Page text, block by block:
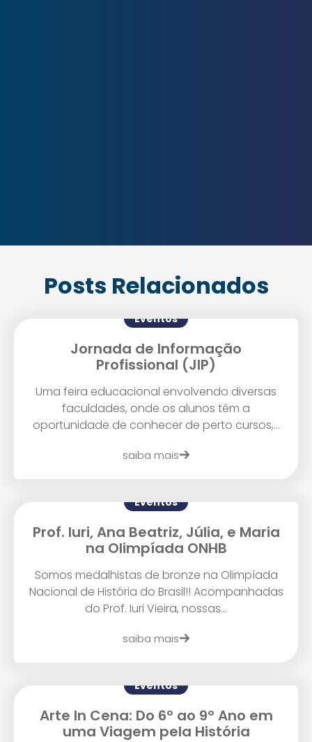
Posts Relacionados
Eventos
Jornada de Informação
Profissional (JIP)
Uma feira educacional envolvendo diversas
faculdades, onde os alunos têm a
oportunidade de conhecer de perto cursos,...
saiba mais
Eventos
Prof. Iuri, Ana Beatriz, Júlia, e Maria
na Olimpíada ONHB
Somos medalhistas de bronze na Olimpíada
Nacional de História do Brasil!! Acompanhadas
do Prof. Iuri Vieira, nossas...
saiba mais
Eventos
Arte In Cena: Do 6º ao 9º Ano em
uma Viagem pela História